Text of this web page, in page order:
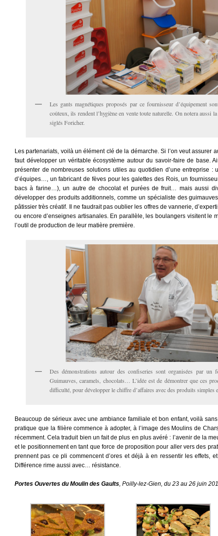
Les gants magnétiques proposés par ce fournisseur d’équipement
coûteux, ils rendent l’hygiène en vente toute naturelle. On notera aussi
siglés Foricher.
Les partenariats, voilà un élément clé de la démarche. Si l’on veut assurer
faut développer un véritable écosystème autour du savoir-faire de base.
présenter de nombreuses solutions utiles au quotidien d’une entreprise
d’équipes…, un fabricant de fèves pour les galettes des Rois, un
bacs à farine…), un autre de chocolat et purées de fruit… mais aussi
développer des produits additionnels, comme un spécialiste des
pâtissier très créatif. Il ne faudrait pas oublier les offres de vannerie,
ou encore d’enseignes artisanales. En parallèle, les boulangers visitent le
l’outil de production de leur matière première.
Des démonstrations autour des confiseries sont organisées par un
Guimauves, caramels, chocolats… L’idée est de démontrer que ces
difficulté, pour développer le chiffre d’affaires avec des produits simples
Beaucoup de sérieux avec une ambiance familiale et bon enfant, voilà
pratique que la filière commence à adopter, à l’image des Moulins de
récemment. Cela traduit bien un fait de plus en plus avéré : l’avenir de la
et le positionnement en tant que force de proposition pour aller vers des
prennent pas ce pli commencent d’ores et déjà à en ressentir les effets,
Différence rime aussi avec… résistance.
Portes Ouvertes du Moulin des Gaults, Poilly-lez-Gien, du 23 au 26 juin